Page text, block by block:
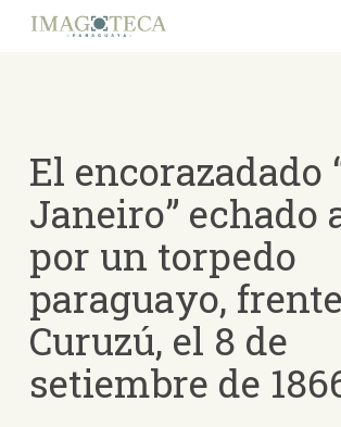
El encorazadado
Janeiro” echado
por un torpedo
paraguayo,
Curuzú, el 8 de
setiembre de